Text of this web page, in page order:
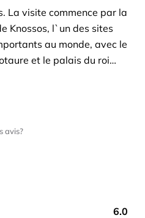
La visite commence par la
Knossos, l`un des sites
au monde, avec le
et le palais du roi
vers la plus grande ville
des plus importantes
Temps libre. Retour
avis?
6.0